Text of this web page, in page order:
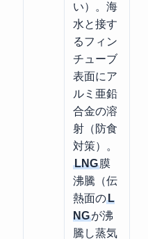
い）。海
水と接す
るフィン
チューブ
表面にア
ルミ亜鉛
合金の溶
射（防食
対策）。
LNG膜
沸騰（伝
熱面のL
NGが沸
騰し蒸気